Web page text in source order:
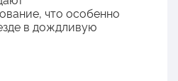
что особенно
в дождливую